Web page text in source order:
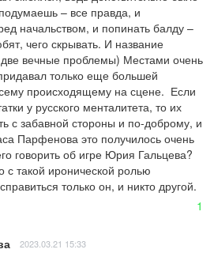
– все правда, и
начальством, и попинать балду –
чего скрывать. И название
вечные проблемы) Местами очень
только еще большей
происходящему на сцене.  Если
у русского менталитета, то их
с забавной стороны и по-доброму, и
Парфенова это получилось очень
говорить об игре Юрия Гальцева?
с такой иронической ролью
только он, и никто другой.
1
2023.03.21 15:33